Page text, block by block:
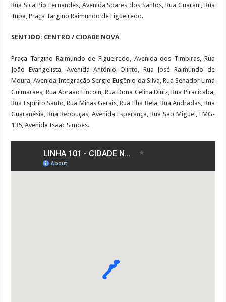
Rua Sica Pio Fernandes, Avenida Soares dos Santos, Rua Guarani, Rua
Tupã, Praça Targino Raimundo de Figueiredo.
SENTIDO: CENTRO / CIDADE NOVA
Praça Targino Raimundo de Figueiredo, Avenida dos Timbiras, Rua
João Evangelista, Avenida Antônio Olinto, Rua José Raimundo de
Moura, Avenida Integração Sergio Eugênio da Silva, Rua Senador Lima
Guimarães, Rua Abraão Lincoln, Rua Dona Celina Diniz, Rua Piracicaba,
Rua Espírito Santo, Rua Minas Gerais, Rua Ilha Bela, Rua Andradas, Rua
Guaranésia, Rua Rebouças, Avenida Esperança, Rua São Miguel, LMG-
135, Avenida Isaac Simões.